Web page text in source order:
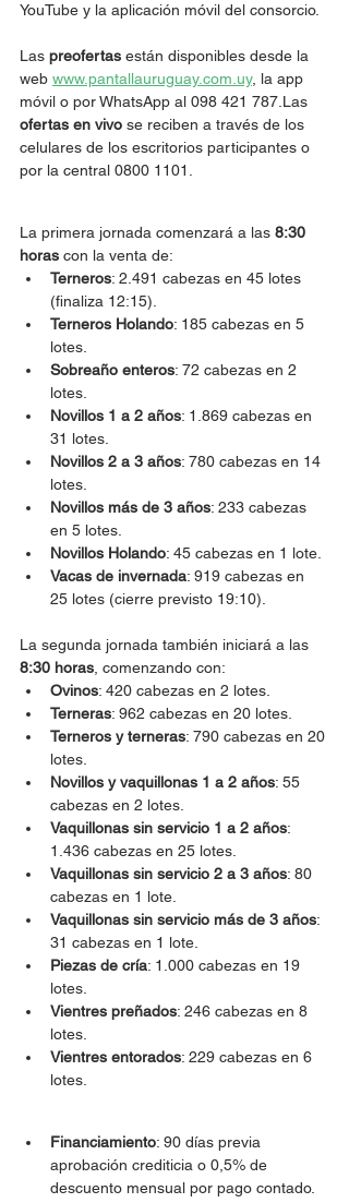
YouTube y la aplicación móvil del consorcio.
Las preofertas están disponibles desde la
web www.pantallauruguay.com.uy, la app
móvil o por WhatsApp al 098 421 787.Las
ofertas en vivo se reciben a través de los
celulares de los escritorios participantes o
por la central 0800 1101.
La primera jornada comenzará a las 8:30
horas con la venta de:
Terneros: 2.491 cabezas en 45 lotes
(finaliza 12:15).
Terneros Holando: 185 cabezas en 5
lotes.
Sobreaño enteros: 72 cabezas en 2
lotes.
Novillos 1 a 2 años: 1.869 cabezas en
31 lotes.
Novillos 2 a 3 años: 780 cabezas en 14
lotes.
Novillos más de 3 años: 233 cabezas
en 5 lotes.
Novillos Holando: 45 cabezas en 1 lote.
Vacas de invernada: 919 cabezas en
25 lotes (cierre previsto 19:10).
La segunda jornada también iniciará a las
8:30 horas, comenzando con:
Ovinos: 420 cabezas en 2 lotes.
Terneras: 962 cabezas en 20 lotes.
Terneros y terneras: 790 cabezas en 20
lotes.
Novillos y vaquillonas 1 a 2 años: 55
cabezas en 2 lotes.
Vaquillonas sin servicio 1 a 2 años:
1.436 cabezas en 25 lotes.
Vaquillonas sin servicio 2 a 3 años: 80
cabezas en 1 lote.
Vaquillonas sin servicio más de 3 años:
31 cabezas en 1 lote.
Piezas de cría: 1.000 cabezas en 19
lotes.
Vientres preñados: 246 cabezas en 8
lotes.
Vientres entorados: 229 cabezas en 6
lotes.
Financiamiento: 90 días previa
aprobación crediticia o 0,5% de
descuento mensual por pago contado.